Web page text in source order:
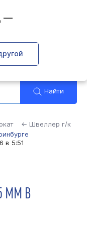
—
Найти
← Швеллер г/к
в 5:51
ММ В